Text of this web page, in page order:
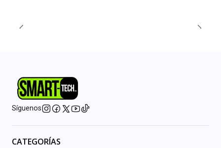
Síguenos
CATEGORÍAS